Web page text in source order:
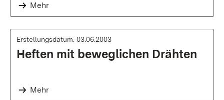
Mehr
Erstellungsdatum: 03.06.2003
Heften mit beweglichen Drähten
Mehr